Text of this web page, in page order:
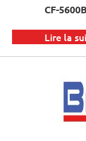
CF-
Lire la